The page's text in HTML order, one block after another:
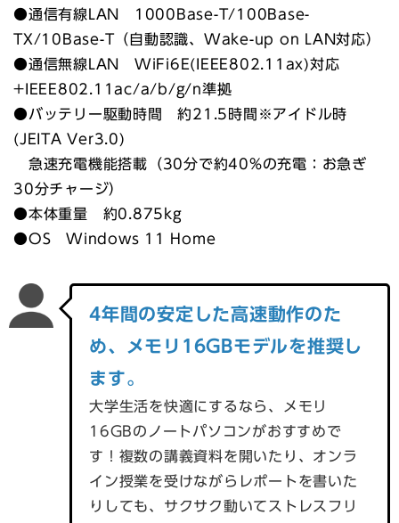
●通信有線LAN 1000Base-T/100Base-
TX/10Base-T（自動認識、Wake-up on LAN対応）
●通信無線LAN WiFi6E(IEEE802.11ax)対応
+IEEE802.11ac/a/b/g/n準拠
●バッテリー駆動時間 約21.5時間※アイドル時
(JEITA Ver3.0)
急速充電機能搭載（30分で約40%の充電：お急ぎ
30分チャージ）
●本体重量 約0.875kg
●OS Windows 11 Home
4年間の安定した高速動作のた
め、メモリ16GBモデルを推奨し
ます。
大学生活を快適にするなら、メモリ
16GBのノートパソコンがおすすめで
す！複数の講義資料を開いたり、オンラ
イン授業を受けながらレポートを書いた
りしても、サクサク動いてストレスフリ